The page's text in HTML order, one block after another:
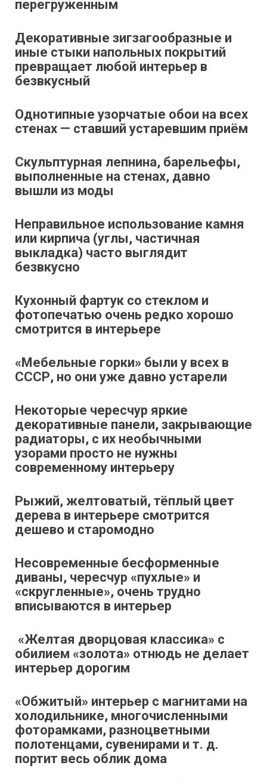
перегруженным
Декоративные зигзагообразные и
иные стыки напольных покрытий
превращает любой интерьер в
безвкусный
Однотипные узорчатые обои на всех
стенах — ставший устаревшим приём
Скульптурная лепнина, барельефы,
выполненные на стенах, давно
вышли из моды
Неправильное использование камня
или кирпича (углы, частичная
выкладка) часто выглядит
безвкусно
Кухонный фартук со стеклом и
фотопечатью очень редко хорошо
смотрится в интерьере
«Мебельные горки» были у всех в
СССР, но они уже давно устарели
Некоторые чересчур яркие
декоративные панели, закрывающие
радиаторы, с их необычными
узорами просто не нужны
современному интерьеру
Рыжий, желтоватый, тёплый цвет
дерева в интерьере смотрится
дешево и старомодно
Несовременные бесформенные
диваны, чересчур «пухлые» и
«скругленные», очень трудно
вписываются в интерьер
«Желтая дворцовая классика» с
обилием «золота» отнюдь не делает
интерьер дорогим
«Обжитый» интерьер с магнитами на
холодильнике, многочисленными
фоторамками, разноцветными
полотенцами, сувенирами и т. д.
портит весь облик дома